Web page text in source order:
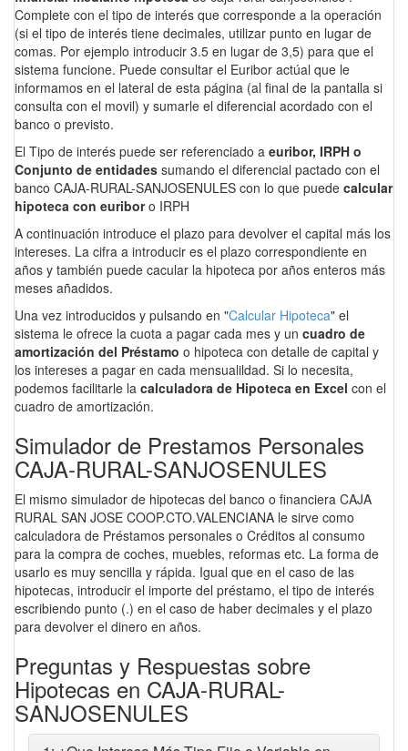
Complete con el tipo de interés que corresponde a la operación
(si el tipo de interés tiene decimales, utilizar punto en lugar de
comas. Por ejemplo introducir 3.5 en lugar de 3,5) para que el
sistema funcione. Puede consultar el Euribor actúal que le
informamos en el lateral de esta página (al final de la pantalla si
consulta con el movil) y sumarle el diferencial acordado con el
banco o previsto.
El Tipo de interés puede ser referenciado a euribor, IRPH o
Conjunto de entidades sumando el diferencial pactado con el
banco CAJA-RURAL-SANJOSENULES con lo que puede calcular
hipoteca con euriboro IRPH
A continuación introduce el plazo para devolver el capital más los
intereses. La cifra a introducir es el plazo correspondiente en
años y también puede cacular la hipoteca por años enteros más
meses añadidos.
Una vez introducidos y pulsando en "Calcular Hipoteca" el
sistema le ofrece la cuota a pagar cada mes y un cuadro de
amortización del Préstamo o hipoteca con detalle de capital y
los intereses a pagar en cada mensualildad. Si lo necesita,
podemos facilitarle la calculadora de Hipoteca en Excel con el
cuadro de amortización.
Simulador de Prestamos Personales
CAJA-RURAL-SANJOSENULES
El mismo simulador de hipotecas del banco o financiera CAJA
RURAL SAN JOSE COOP.CTO.VALENCIANA le sirve como
calculadora de Préstamos personales o Créditos al consumo
para la compra de coches, muebles, reformas etc. La forma de
usarlo es muy sencilla y rápida. Igual que en el caso de las
hipotecas, introducir el importe del préstamo, el tipo de interés
escribiendo punto (.) en el caso de haber decimales y el plazo
para devolver el dinero en años.
Preguntas y Respuestas sobre
Hipotecas en CAJA-RURAL-
SANJOSENULES